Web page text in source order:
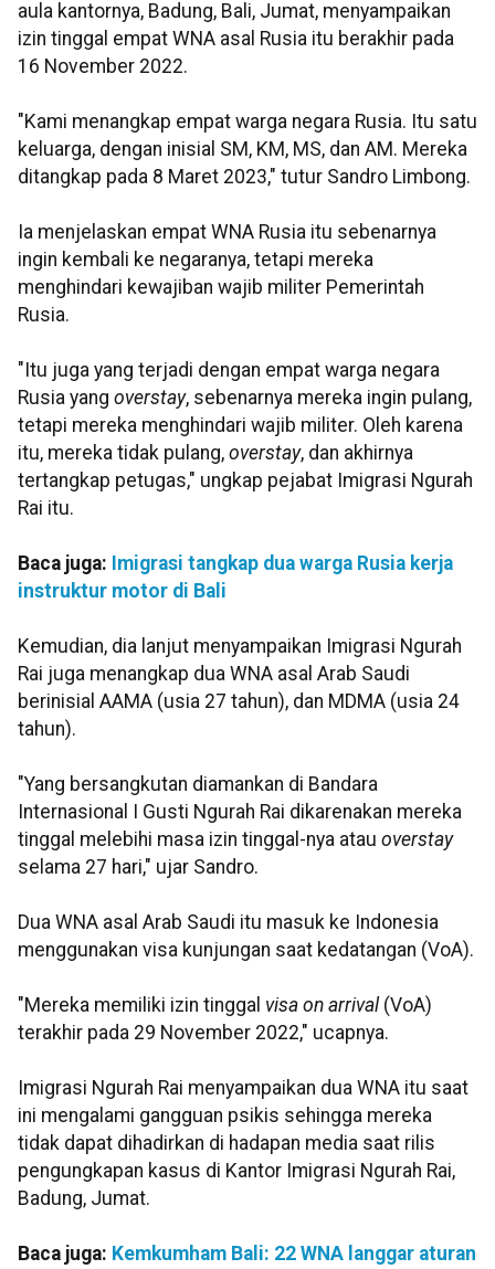
aula kantornya, Badung, Bali, Jumat, menyampaikan
izin tinggal empat WNA asal Rusia itu berakhir pada
16 November 2022.
"Kami menangkap empat warga negara Rusia. Itu satu
keluarga, dengan inisial SM, KM, MS, dan AM. Mereka
ditangkap pada 8 Maret 2023," tutur Sandro Limbong.
Ia menjelaskan empat WNA Rusia itu sebenarnya
ingin kembali ke negaranya, tetapi mereka
menghindari kewajiban wajib militer Pemerintah
Rusia.
"Itu juga yang terjadi dengan empat warga negara
Rusia yang overstay, sebenarnya mereka ingin pulang,
tetapi mereka menghindari wajib militer. Oleh karena
itu, mereka tidak pulang, overstay, dan akhirnya
tertangkap petugas," ungkap pejabat Imigrasi Ngurah
Rai itu.
Baca juga: Imigrasi tangkap dua warga Rusia kerja
instruktur motor di Bali
Kemudian, dia lanjut menyampaikan Imigrasi Ngurah
Rai juga menangkap dua WNA asal Arab Saudi
berinisial AAMA (usia 27 tahun), dan MDMA (usia 24
tahun).
"Yang bersangkutan diamankan di Bandara
Internasional I Gusti Ngurah Rai dikarenakan mereka
tinggal melebihi masa izin tinggal-nya atau overstay
selama 27 hari," ujar Sandro.
Dua WNA asal Arab Saudi itu masuk ke Indonesia
menggunakan visa kunjungan saat kedatangan (VoA).
"Mereka memiliki izin tinggal visa on arrival (VoA)
terakhir pada 29 November 2022," ucapnya.
Imigrasi Ngurah Rai menyampaikan dua WNA itu saat
ini mengalami gangguan psikis sehingga mereka
tidak dapat dihadirkan di hadapan media saat rilis
pengungkapan kasus di Kantor Imigrasi Ngurah Rai,
Badung, Jumat.
Baca juga: Kemkumham Bali: 22 WNA langgar aturan